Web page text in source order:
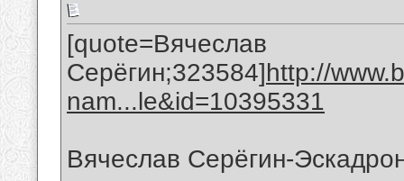
[quote=Вячеслав
Серёгин;323584]http://
nam...le&id=10395331
Вячеслав Серёгин-